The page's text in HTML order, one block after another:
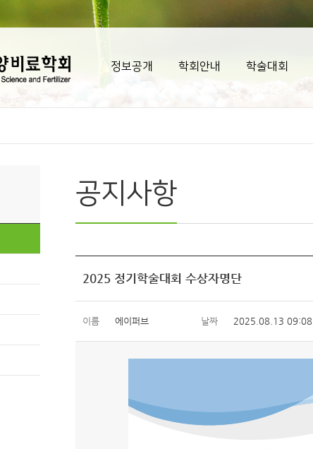
정보공개 학회안내 학술대회
공지사항
2025 정기학술대회 수상자명단
이름 에이퍼브 날짜 2025.08.13 09:08